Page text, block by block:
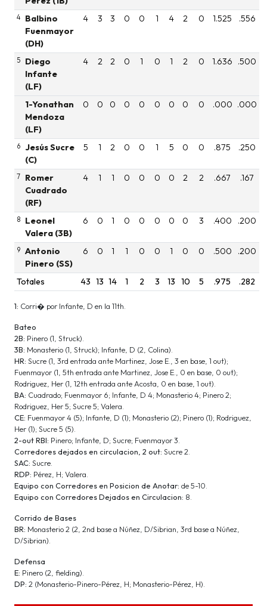
4
Balbino
Fuenmayor
(DH)
4 3 3 0 0 1 4 2 0 1.525 .556
5
Diego
Infante
(LF)
4 2 2 0 1 0 1 2 0 1.636 .500
1-Yonathan
Mendoza
(LF)
0 0 0 0 0 0 0 0 0 .000 .000
6
Jesús Sucre
(C)
5 1 2 0 0 1 5 0 0 .875 .250
7
Romer
Cuadrado
(RF)
4 1 1 0 0 0 0 2 2 .667 .167
8
Leonel
Valera (3B)
6 0 1 0 0 0 0 0 3 .400 .200
9
Antonio
Pinero (SS)
6 0 1 1 0 0 1 0 0 .500 .200
Totales 43 13 14 1 2 3 13 10 5 .975 .282
1: Corri� por Infante, D en la 11th.
Bateo
2B: Pinero (1, Struck).
3B: Monasterio (1, Struck); Infante, D (2, Colina).
HR: Sucre (1, 3rd entrada ante Martinez, Jose E., 3 en base, 1 out);
Fuenmayor (1, 5th entrada ante Martinez, Jose E., 0 en base, 0 out);
Rodriguez, Her (1, 12th entrada ante Acosta, 0 en base, 1 out).
BA: Cuadrado; Fuenmayor 6; Infante, D 4; Monasterio 4; Pinero 2;
Rodriguez, Her 5; Sucre 5; Valera.
CE: Fuenmayor 4 (5); Infante, D (1); Monasterio (2); Pinero (1); Rodriguez,
Her (1); Sucre 5 (5).
2-out RBI: Pinero; Infante, D; Sucre; Fuenmayor 3.
Corredores dejados en circulacion, 2 out: Sucre 2.
SAC: Sucre.
RDP: Pérez, H; Valera.
Equipo con Corredores en Posicion de Anotar: de 5-10.
Equipo con Corredores Dejados en Circulacion: 8.
Corrido de Bases
BR: Monasterio 2 (2, 2nd base a Núñez, D/Sibrian, 3rd base a Núñez,
D/Sibrian).
Defensa
E: Pinero (2, fielding).
DP: 2 (Monasterio-Pinero-Pérez, H; Monasterio-Pérez, H).